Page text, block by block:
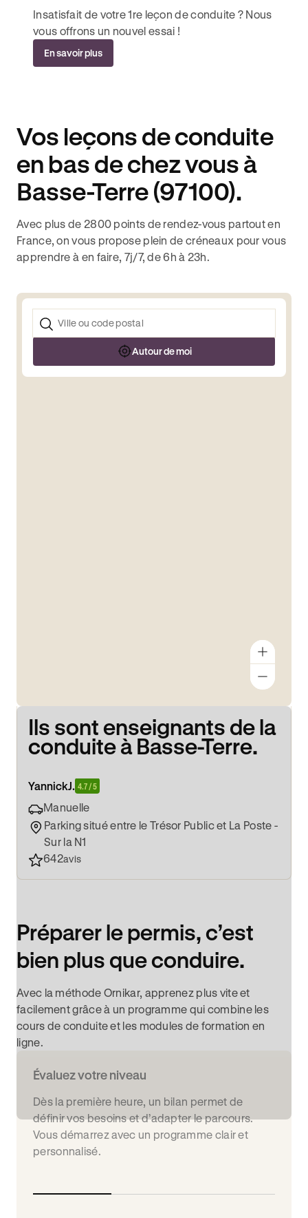
Insatisfait de votre 1re leçon de conduite ? Nous
vous offrons un nouvel essai !
En savoir plus
Vos leçons de conduite
en bas de chez vous à
Basse-Terre (97100).
Avec plus de 2800 points de rendez-vous partout en
France, on vous propose plein de créneaux pour vous
apprendre à en faire, 7j/7, de 6h à 23h.
Autour de moi
Ils sont enseignants de la
conduite à Basse-Terre.
YannickJ. 4.7 / 5
Manuelle
Parking situé entre le Trésor Public et La Poste -
Sur la N1
642avis
Préparer le permis, c’est
bien plus que conduire.
Avec la méthode Ornikar, apprenez plus vite et
facilement grâce à un programme qui combine les
cours de conduite et les modules de formation en
ligne.
Évaluez votre niveau
Dès la première heure, un bilan permet de
définir vos besoins et d’adapter le parcours.
Vous démarrez avec un programme clair et
personnalisé.